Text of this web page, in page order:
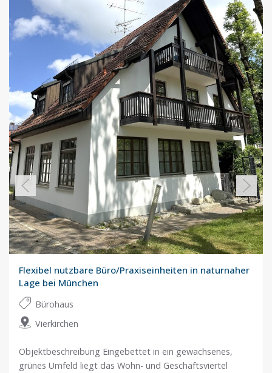
Flexibel nutzbare Büro/Praxiseinheiten in naturnaher
Lage bei München
Bürohaus
Vierkirchen
Objektbeschreibung Eingebettet in ein gewachsenes,
grünes Umfeld liegt das Wohn- und Geschäftsviertel